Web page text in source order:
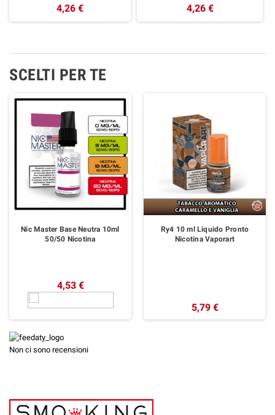
4,26 € 4,26 €
SCELTI PER TE
Nic Master Base Neutra 10ml
50/50 Nicotina
4,53 €
Ry4 10 ml Liquido Pronto
Nicotina Vaporart
5,79 €
Non ci sono recensioni